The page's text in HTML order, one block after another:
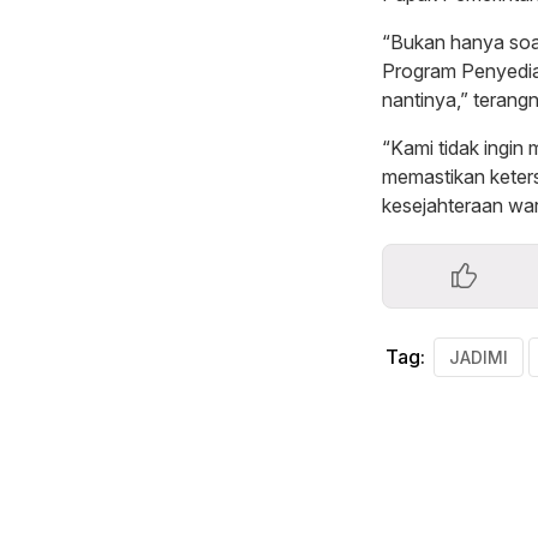
“Bukan hanya
Program
nantinya,”
“Kami tidak ingin
memastikan
kesejahteraan
Tag: JADIMI